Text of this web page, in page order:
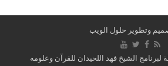
وتطوير حلول الويب
الشيخ فهد اللحيدان للقرآن وعلومه